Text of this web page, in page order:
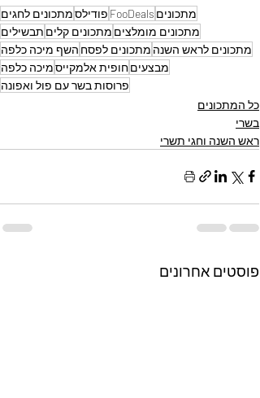
מתכונים FooDeals פודילסמתכונים לחגים
מתכונים מומלצים מתכונים קלים תבשילים
מתכונים לראש השנה מתכונים לפסח השף מיכה כלפה
מבצעיםחופית אלמקייסמיכה כלפה
פרוסות בשר עם פול ואפונה
כל המתכונים
בשרי
ראש השנה וחגי תשרי
פוסטים אחרונים